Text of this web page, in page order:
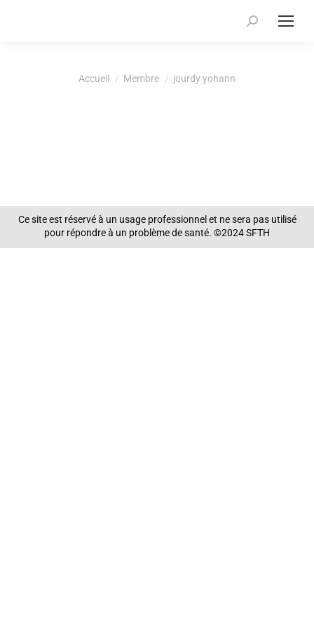
Recherche
Accueil Membre jourdy yohann
Ce site est réservé à un usage professionnel et ne sera pas utilisé
pour répondre à un problème de santé. ©2024 SFTH